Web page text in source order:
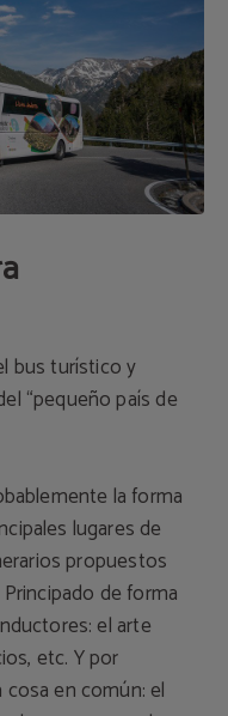
bus turístico y
“pequeño país de
la forma
lugares de
propuestos
de forma
el arte
etc. Y por
en común: el